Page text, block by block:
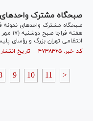
صبحگاه مشترک واحد‌های
صبحگاه مشترک واحد‌های نمونه
انتظامی تهران بزرگ و رؤسای
کد خبر: ۴۷۳۸۳۶۵ تاریخ انتشار : ۱۴۰۲/۰۷/۱۷
9 10 11 >